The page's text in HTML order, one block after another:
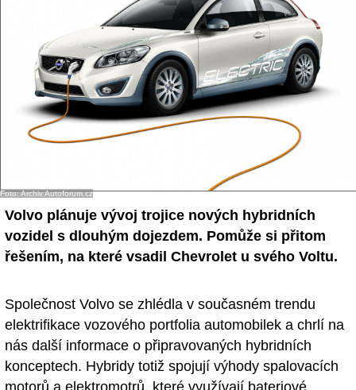
Foto: Archiv Autoforum.cz
Volvo plánuje vývoj trojice nových hybridních
vozidel s dlouhým dojezdem. Pomůže si přitom
řešením, na které vsadil Chevrolet u svého Voltu.
Společnost Volvo se zhlédla v současném trendu
elektrifikace vozového portfolia automobilek a chrlí na
nás další informace o připravovaných hybridních
konceptech. Hybridy totiž spojují výhody spalovacích
motorů a elektromotrů, které využívají bateriové